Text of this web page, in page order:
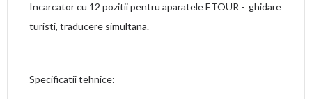
Incarcator cu 12 pozitii pentru aparatele ETOUR - ghidare
turisti, traducere simultana.
Specificatii tehnice: